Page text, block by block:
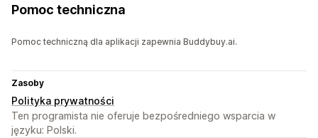
Pomoc techniczna
Pomoc techniczną dla aplikacji zapewnia Buddybuy.ai.
Zasoby
Polityka prywatności
Ten programista nie oferuje bezpośredniego wsparcia w
języku: Polski.